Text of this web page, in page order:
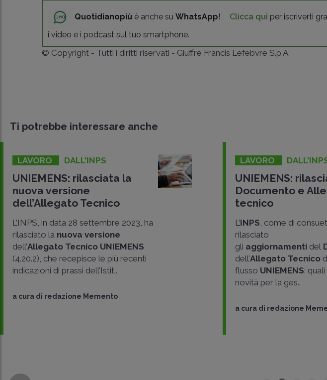
CONDIVIDI
Quotidianopiù è anche suWhatsApp! Clicca qui per iscriverti
i video e i podcast sul tuo smartphone.
© Copyright - Tutti i diritti riservati - Giuffrè Francis Lefebvre S.p.A.
Ti potrebbe interessare anche
LAVORO DALL'INPS
UNIEMENS: rilasciata la
nuova versione
dell’Allegato Tecnico
L’INPS, in data 28 settembre 2023, ha
rilasciato la nuova versione
dell’Allegato Tecnico UNIEMENS
(4.20.2), che recepisce le più recenti
indicazioni di prassi dell’Istit..
a cura di redazione Memento
LAVORO
UNIEMENS:
Documento e
tecnico
L’INPS, come di
rilasciato
gli aggiornamenti del
dell’Allegato Tecnico
flusso UNIEMENS:
novità per la ges..
a cura di redazione